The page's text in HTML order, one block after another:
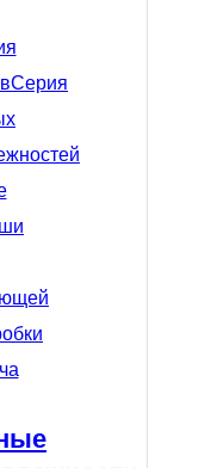
Серия